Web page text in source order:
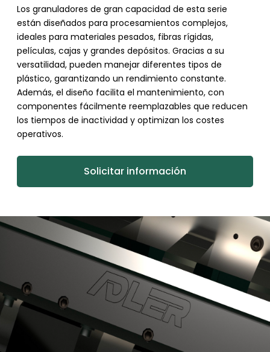
Los granuladores de gran capacidad de esta serie
están diseñados para procesamientos complejos,
ideales para materiales pesados, fibras rígidas,
películas, cajas y grandes depósitos. Gracias a su
versatilidad, pueden manejar diferentes tipos de
plástico, garantizando un rendimiento constante.
Además, el diseño facilita el mantenimiento, con
componentes fácilmente reemplazables que reducen
los tiempos de inactividad y optimizan los costes
operativos.
Solicitar información